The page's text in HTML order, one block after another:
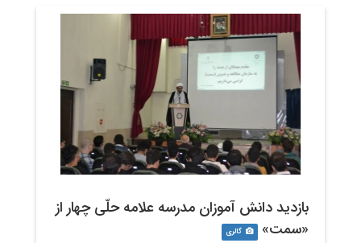
بازدید دانش آموزان مدرسه علامه حلّی چهار از
«سمت»
گالری